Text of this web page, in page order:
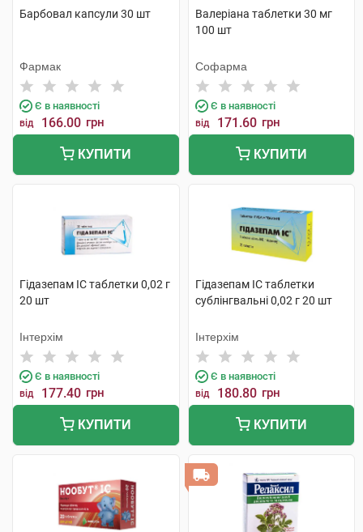
Барбовал капсули 30 шт
Фармак
Є в наявності
від 166.00 грн
КУПИТИ
Валеріана таблетки 30 мг
100 шт
Софарма
Є в наявності
від 171.60 грн
КУПИТИ
Гідазепам IC таблетки 0,02 г
20 шт
Інтерхім
Є в наявності
від 177.40 грн
КУПИТИ
Гідазепам IC таблетки
сублінгвальні 0,02 г 20 шт
Інтерхім
Є в наявності
від 180.80 грн
КУПИТИ